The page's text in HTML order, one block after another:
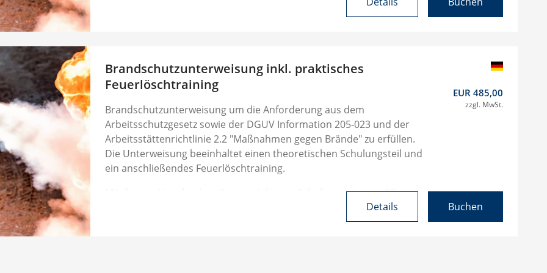
Brandschutzunterweisung inkl. praktisches
Feuerlöschtraining
Brandschutzunterweisung um die Anforderung aus dem
Arbeitsschutzgesetz sowie der DGUV Information 205-023 und der
Arbeitsstättenrichtlinie 2.2 "Maßnahmen gegen Brände" zu erfüllen.
Die Unterweisung beeinhaltet einen theoretischen Schulungsteil und
ein anschließendes Feuerlöschtraining.
Mit diesem Kurs buchen Sie eine Inhouse-Schulung mit max. 20
Teilnehmern. Der Preis bezieht sich auf die reine Unterweisung.
EUR 485,00
zzgl. MwSt.
Details Buchen